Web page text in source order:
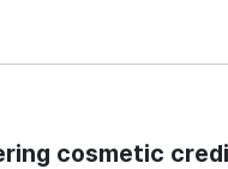
cosmetic